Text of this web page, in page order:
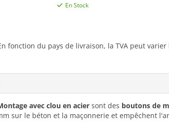
En Stock
fonction du pays de livraison, la TVA peut
avec clou en acier sont des boutons de
sur le béton et la maçonnerie et empêchent